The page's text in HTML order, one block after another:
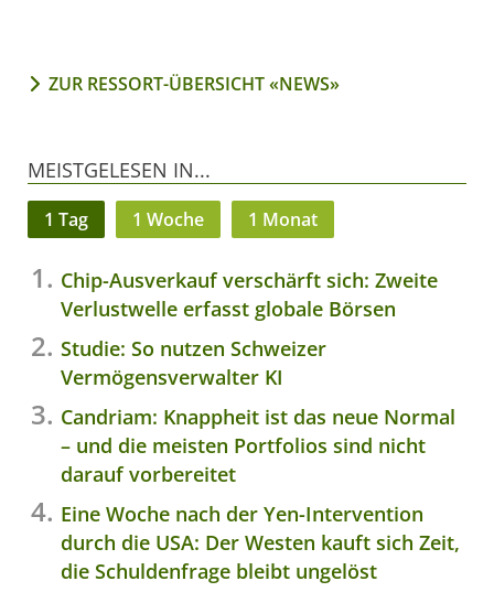
ZUR RESSORT-ÜBERSICHT «NEWS»
MEISTGELESEN IN...
1 Tag 1 Woche 1 Monat
Chip-Ausverkauf verschärft sich: Zweite
Verlustwelle erfasst globale Börsen
Studie: So nutzen Schweizer
Vermögensverwalter KI
Candriam: Knappheit ist das neue Normal
– und die meisten Portfolios sind nicht
darauf vorbereitet
Eine Woche nach der Yen-Intervention
durch die USA: Der Westen kauft sich Zeit,
die Schuldenfrage bleibt ungelöst